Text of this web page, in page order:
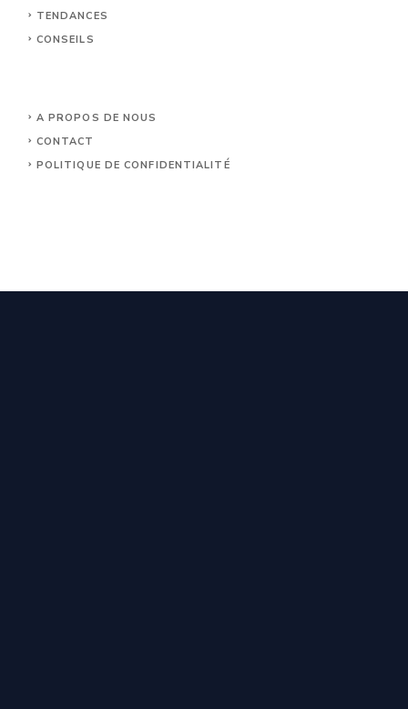
TENDANCES
CONSEILS
A PROPOS DE NOUS
CONTACT
POLITIQUE DE CONFIDENTIALITÉ